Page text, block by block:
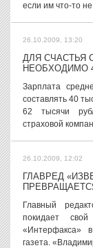
если им что-то
26.10.2009, 13:20
ДЛЯ СЧАСТЬЯ
НЕОБХОДИМО
Зарплата
составлять 40
62 тысячи
страховой
26.10.2009, 12:02
ГЛАВРЕД
Главный
покидает
«Интерфакса»
газета.